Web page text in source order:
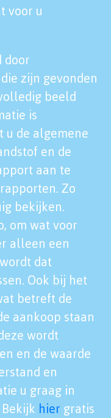
voor u
door
zijn gevonden
beeld
is
de algemene
en de
aan te
Zo
bekijken.
om wat voor
alleen een
dat
Ook bij het
betreft de
aankoop staan
wordt
en de waarde
en
u graag in
hier gratis